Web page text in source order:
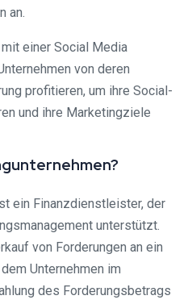
an.
einer Social Media
von deren
profitieren, um ihre Social-
und ihre Marketingziele
ein Finanzdienstleister, der
unterstützt.
von Forderungen an ein
Unternehmen im
des Forderungsbetrags